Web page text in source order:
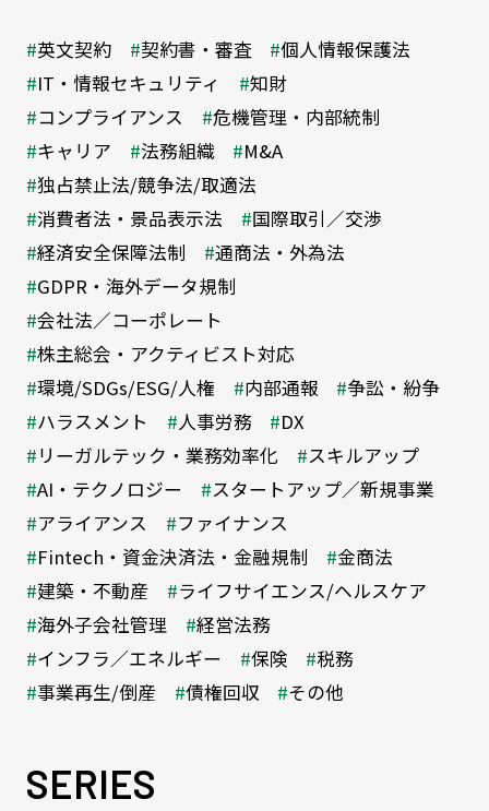
英文契約 契約書・審査
個人情報保護法
IT・情報セキュリティ
知財
コンプライアンス
危機管理・内部統制
キャリア
法務組織
M&A
独占禁止法/競争法/取適法
消費者法・景品表示法
国際取引／交渉
経済安全保障法制
通商法・外為法
GDPR・海外データ規制
会社法／コーポレート
株主総会・アクティビスト対応
環境/SDGs/ESG/人権
内部通報
争訟・紛争
ハラスメント
人事労務
DX
リーガルテック・業務効率化
スキルアップ
AI・テクノロジー
スタートアップ／新規事業
アライアンス
ファイナンス
Fintech・資金決済法・金融規制
金商法
建築・不動産
ライフサイエンス/ヘルスケア
海外子会社管理
経営法務
インフラ／エネルギー
保険
税務
事業再生/倒産
債権回収 その他
SERIES